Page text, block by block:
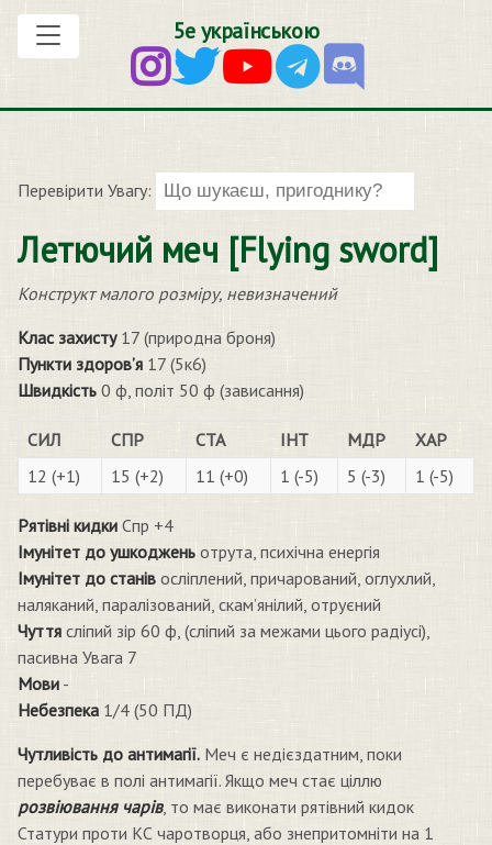
5е українською
Перевірити Увагу:
Летючий меч [Flying sword]
Конструкт малого розміру, невизначений
Клас захисту17 (природна броня)
Пункти здоров’я 17 (5к6)
Швидкість 0 ф, політ 50 ф (зависання)
СИЛ СПР СТА ІНТ МДР
ХАР
12 (+1)
15 (+2) 11 (+0) 1 (-5) 5 (-3) 1 (-5)
Рятівні кидки Спр +4
Імунітет до ушкоджень отрута, психічна енергія
Імунітет до станів осліплений, причарований, оглухлий,
наляканий, паралізований, скам’янілий, отруєний
Чуття сліпий зір 60 ф, (сліпий за межами цього радіусі),
пасивна Увага 7
Мови -
Небезпека 1/4 (50 ПД)
Чутливість до антимагії. Меч є недієздатним, поки
перебуває в полі антимагії. Якщо меч стає ціллю
розвіювання чарів, то має виконати рятівний кидок
Статури проти КС чаротворця, або знепритомніти на 1